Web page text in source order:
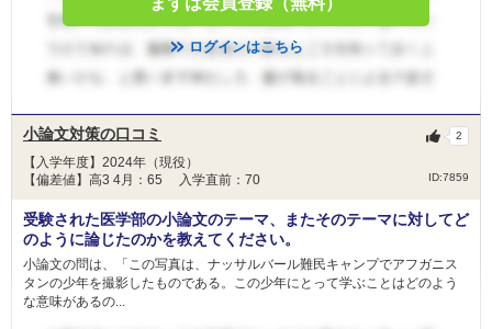
ログインはこちら
小論文対策の口コミ
【入学年度】2024年（現役）
【偏差値】高3 4月：65 入学直前：70
ID:7859
2
受験された医学部の小論文のテーマ、またそのテーマに対してど
のように論じたのかを教えてください。
小論文の問は、「この写真は、ナッサルバール難民キャンプでアフガニス
タンの少年を撮影したものである。この少年にとって学ぶことはどのよう
な意味があるの...